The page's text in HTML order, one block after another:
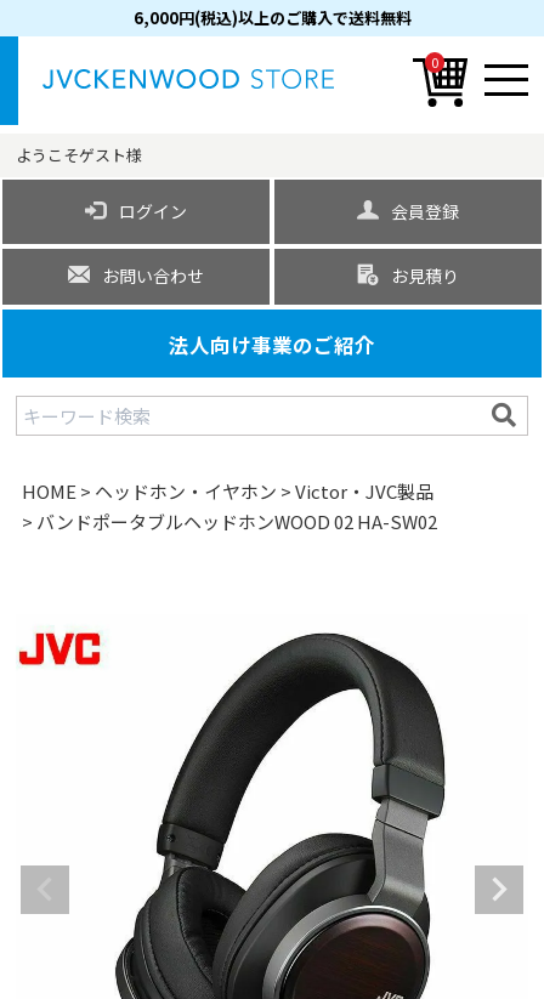
6,000円(税込)以上のご購入で送料無料
0
ようこそゲスト様
ログイン 会員登録
お問い合わせ お見積り
法人向け事業のご紹介
HOME ヘッドホン・イヤホン
Victor・JVC製品
バンドポータブルヘッドホンWOOD 02 HA-SW02